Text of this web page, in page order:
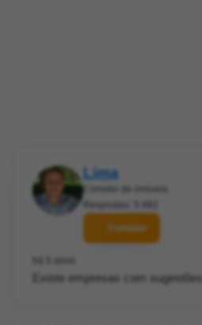
Lima
Corretor de imóveis
Respostas: 5.882
Contatar
há 5 anos
Existe empresas com sugestões.